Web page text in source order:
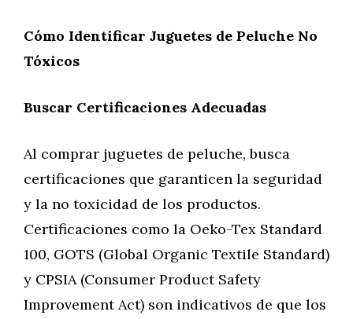
Cómo Identificar Juguetes de Peluche No
Tóxicos
Buscar Certificaciones Adecuadas
Al comprar juguetes de peluche, busca
certificaciones que garanticen la seguridad
y la no toxicidad de los productos.
Certificaciones como la Oeko-Tex Standard
100, GOTS (Global Organic Textile Standard)
y CPSIA (Consumer Product Safety
Improvement Act) son indicativos de que los